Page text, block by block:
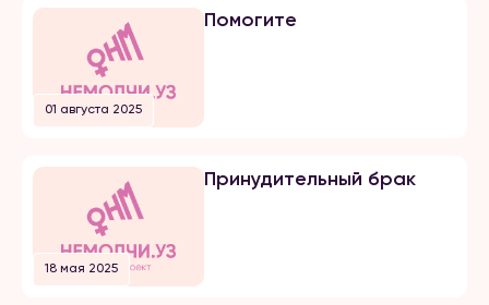
публичной травле, оскорблениям
мне сделал предложение. Мы […]
01 августа 2025
Помогите
18 мая 2025
Принудительный брак